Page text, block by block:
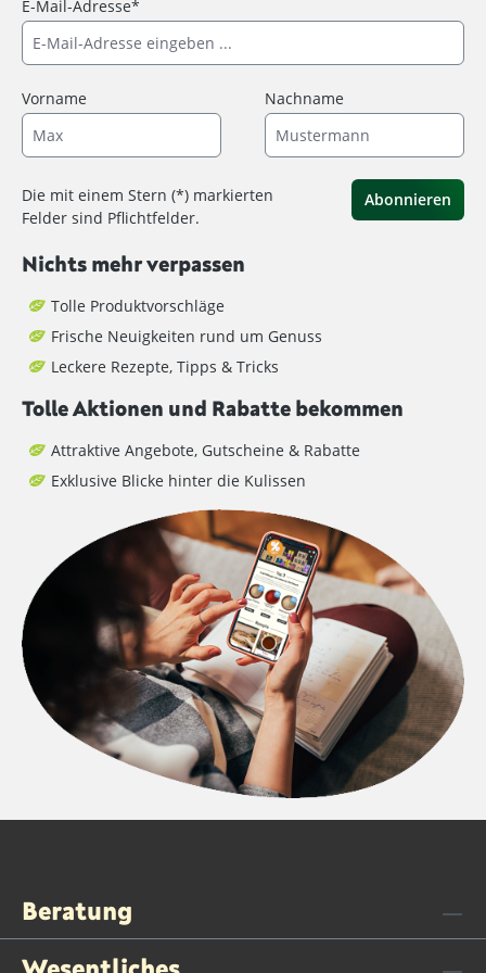
E-Mail-Adresse*
Vorname Nachname
Die mit einem Stern (*) markierten
Felder sind Pflichtfelder.
Abonnieren
Nichts mehr verpassen
Tolle Produktvorschläge
Frische Neuigkeiten rund um Genuss
Leckere Rezepte, Tipps & Tricks
Tolle Aktionen und Rabatte bekommen
Attraktive Angebote, Gutscheine & Rabatte
Exklusive Blicke hinter die Kulissen
Beratung